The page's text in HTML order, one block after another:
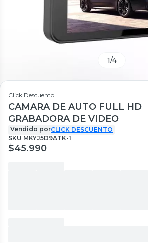
1/4
Click Descuento
CAMARA DE AUTO FULL HD
GRABADORA DE VIDEO
Vendido porCLICK DESCUENTO
SKU MKYJ5D9ATK-1
$45.990